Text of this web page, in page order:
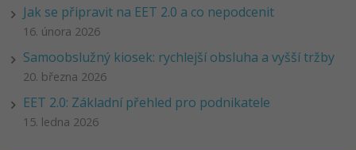
Jak se připravit na EET 2.0 a co nepodcenit
16. února 2026
Samoobslužný kiosek: rychlejší obsluha a vyšší tržby
20. března 2026
EET 2.0: Základní přehled pro podnikatele
15. ledna 2026